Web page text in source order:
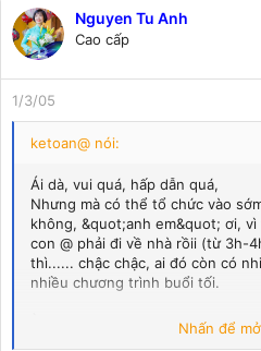
Nguyen Tu Anh
Cao cấp
1/3/05
ketoan@ nói:
Ái dà, vui quá, hấp dẫn quá,
Nhưng mà có thể tổ chức vào
không, &quot;anh em&quot; ơi,
con @ phải đi về nhà rồii (từ 3h-
thì...... chậc chậc, ai đó còn có
nhiều chương trình buổi tối.
À mà, mẹ con @ đi,...... thì sao
&quot;liếm mũi, quỳ gối&quot;
Nhấn để